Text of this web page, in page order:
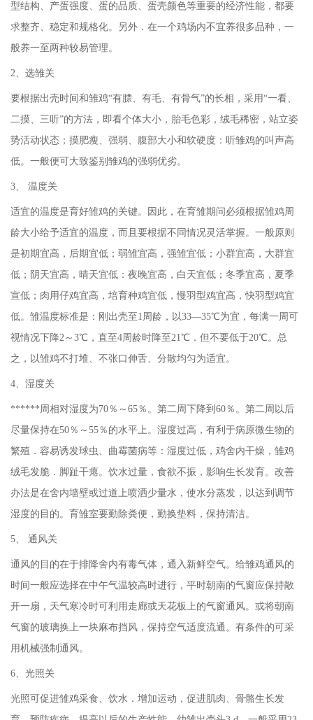
型结构、产蛋强度、蛋的品质、蛋壳颜色等重要的经济性能，都要
求整齐、稳定和规格化。另外．在一个鸡场内不宜养很多品种，一
般养一至两种较易管理。
2、选雏关
要根据出壳时间和雏鸡“有膘、有毛、有骨气”的长相，采用“一看、
二摸、三听”的方法，即看个体大小，胎毛色彩，绒毛稀密，站立姿
势活动状态；摸肥瘦、强弱、腹部大小和软硬度：听雏鸡的叫声高
低。一般便可大致鉴别雏鸡的强弱优劣。
3、 温度关
适宜的温度是育好雏鸡的关键。因此，在育雏期问必须根据雏鸡周
龄大小给予适宜的温度，而且要根据不同情况灵活掌握。一般原则
是初期宜高，后期宜低；弱雏宜高，强雏宜低；小群宜高，大群宜
低；阴天宜高，晴天宜低：夜晚宜高，白天宜低；冬季宜高，夏季
宣低；肉用仔鸡宜高，培育种鸡宜低，慢羽型鸡宜高，快羽型鸡宜
低。雏温度标准是：刚出壳至1周龄，以33—35℃为宜，每满一周可
视情况下降2～3℃，直至4周龄时降至21℃．但不要低于20℃。总
之，以雏鸡不打堆、不张口伸舌、分散均匀为适宜。
4、湿度关
******周相对湿度为70％～65％。第二周下降到60％。第二周以后
尽量保持在50％～55％的水平上。湿度过高，有利于病原微生物的
繁殖．容易诱发球虫、曲霉菌病等：湿度过低，鸡舍内干燥，雏鸡
绒毛发脆．脚趾干瘪。饮水过量，食欲不振，影响生长发育。改善
办法是在舍内墙壁或过道上喷洒少量水，使水分蒸发，以达到调节
湿度的目的。育雏室要勤除粪便，勤换垫料，保持清洁。
5、 通风关
通风的目的在于排降舍内有毒气体，通入新鲜空气。给雏鸡通风的
时间一般应选择在中午气温较高时进行，平时朝南的气窗应保持敞
开一扇，天气寒冷时可利用走廊或天花板上的气窗通风。或将朝南
气窗的玻璃换上一块麻布挡风，保持空气适度流通。有条件的可采
用机械强制通风。
6、光照关
光照可促进雏鸡采食、饮水．增加运动，促进肌肉、骨骼生长发